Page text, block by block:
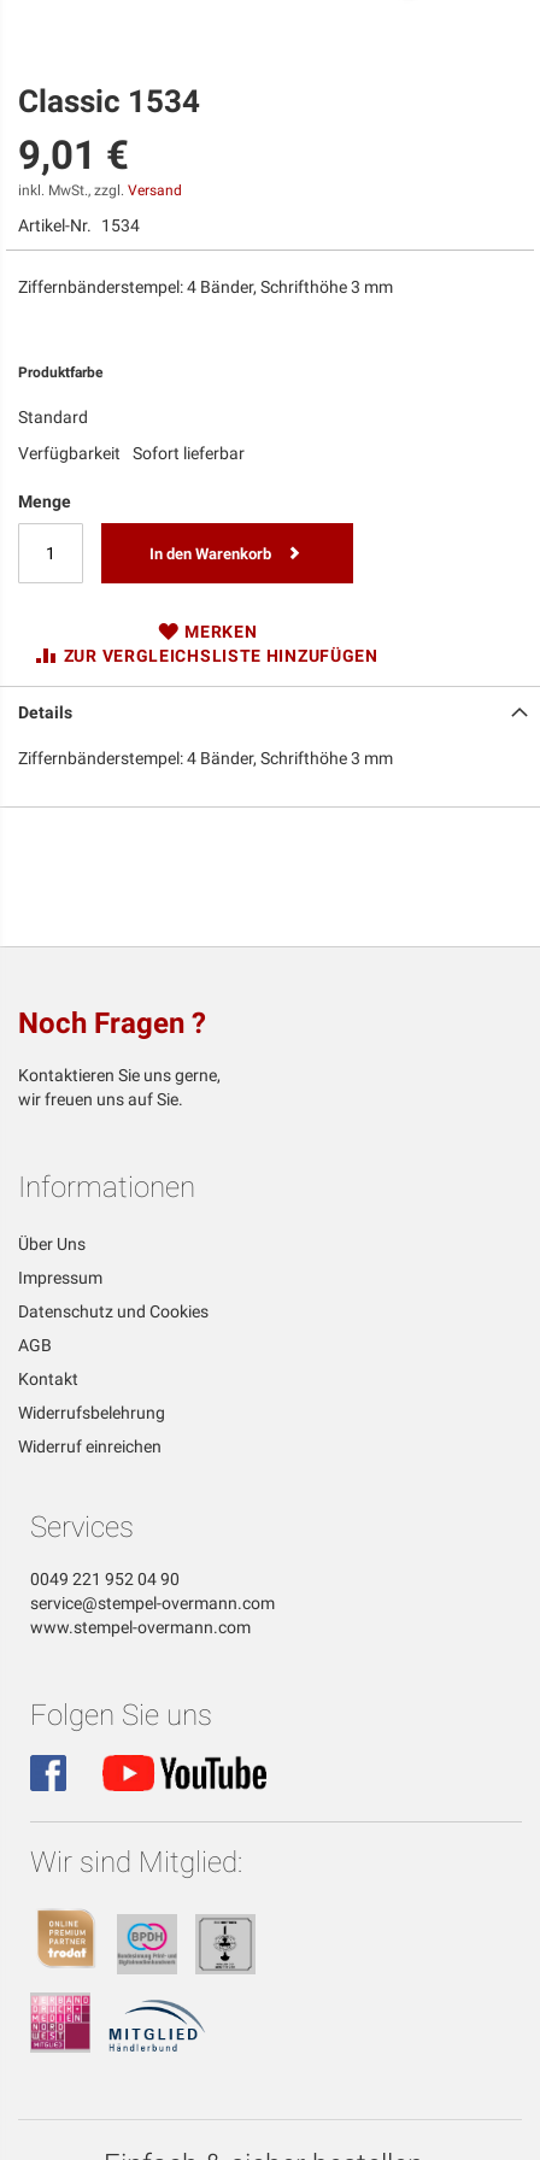
Zum
Anfang
der
Bildgalerie
springen
Classic 1534
9,01 €
inkl. MwSt., zzgl. Versand
Artikel-Nr. 1534
Ziffernbänderstempel: 4 Bänder, Schrifthöhe 3 mm
Produktfarbe
Standard
Verfügbarkeit
Sofort lieferbar
Menge
In den Warenkorb
MERKEN
ZUR VERGLEICHSLISTE HINZUFÜGEN
Details
Ziffernbänderstempel: 4 Bänder, Schrifthöhe 3 mm
Noch Fragen ?
Kontaktieren Sie uns gerne,
wir freuen uns auf Sie.
Informationen
Über Uns
Impressum
Datenschutz und Cookies
AGB
Kontakt
Widerrufsbelehrung
Widerruf einreichen
Services
0049 221 952 04 90
service@stempel-overmann.com
www.stempel-overmann.com
Folgen Sie uns
Wir sind Mitglied: